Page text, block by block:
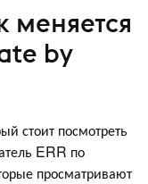
меняется
by
стоит посмотреть
ERR по
просматривают